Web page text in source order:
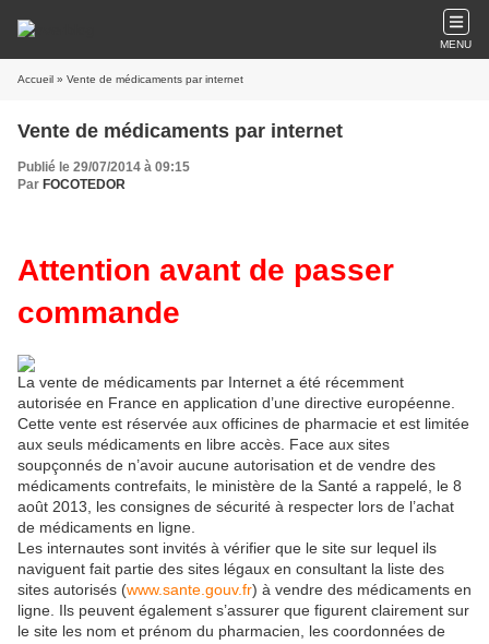
MENU
Accueil » Vente de médicaments par internet
Vente de médicaments par internet
Publié le 29/07/2014 à 09:15
Par FOCOTEDOR
Attention avant de passer
commande
La vente de médicaments par Internet a été récemment
autorisée en France en application d’une directive européenne.
Cette vente est réservée aux officines de pharmacie et est limitée
aux seuls médicaments en libre accès. Face aux sites
soupçonnés de n’avoir aucune autorisation et de vendre des
médicaments contrefaits, le ministère de la Santé a rappelé, le 8
août 2013, les consignes de sécurité à respecter lors de l’achat
de médicaments en ligne.
Les internautes sont invités à vérifier que le site sur lequel ils
naviguent fait partie des sites légaux en consultant la liste des
sites autorisés (www.sante.gouv.fr) à vendre des médicaments en
ligne. Ils peuvent également s’assurer que figurent clairement sur
le site les nom et prénom du pharmacien, les coordonnées de